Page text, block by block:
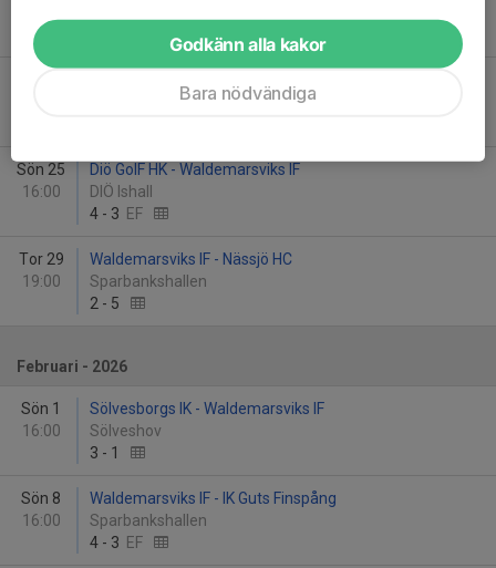
Movalla Ishall
Sön 25
16:00
Diö GoIF HK - Waldemarsviks IF
DIÖ Ishall
4 - 3 EF
Tor 29
19:00
Waldemarsviks IF - Nässjö HC
Sparbankshallen
2 - 5
Februari - 2026
Sön 1
16:00
Sölvesborgs IK - Waldemarsviks IF
Sölveshov
3 - 1
Sön 8
16:00
Waldemarsviks IF - IK Guts Finspång
Sparbankshallen
4 - 3 EF
Godkänn alla kakor
Bara nödvändiga